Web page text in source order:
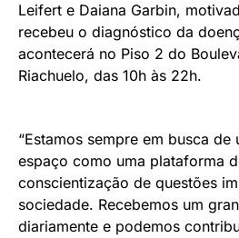
Leifert e Daiana Garbin,
recebeu o diagnóstico da
acontecerá no Piso 2 do
Riachuelo, das 10h às 22h.
“Estamos sempre em busca de
espaço como uma plataforma
conscientização de questões
sociedade. Recebemos um
diariamente e podemos